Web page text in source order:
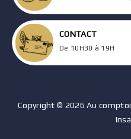
CONTACT
De 10H30 à 19H
Copyright © 2026 Au